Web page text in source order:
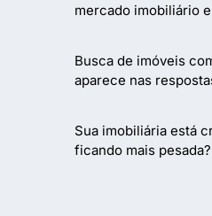
mercado imobiliário
Busca de imóveis
aparece nas
Sua imobiliária está
ficando mais pesada?